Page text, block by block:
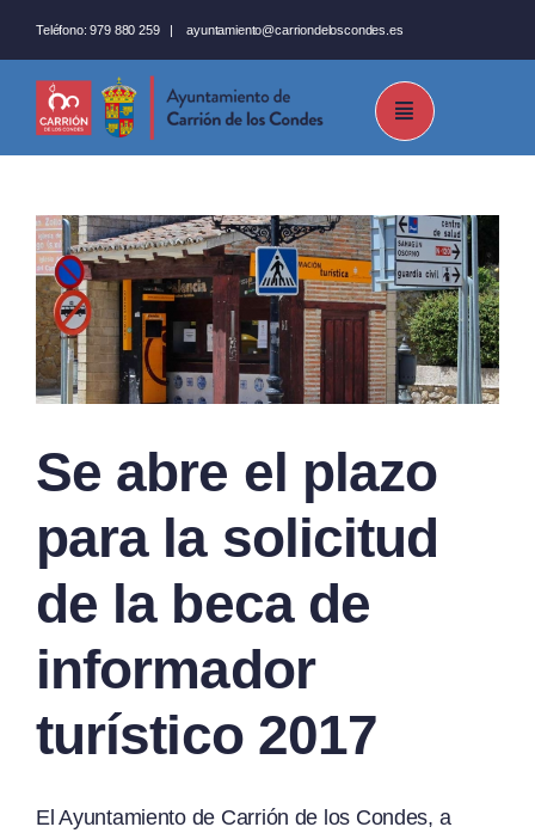
al
contenido
Teléfono: 979 880 259 |ayuntamiento@carriondeloscondes.es
Se abre el plazo
para la solicitud
de la beca de
informador
turístico 2017
El Ayuntamiento de Carrión de los Condes, a